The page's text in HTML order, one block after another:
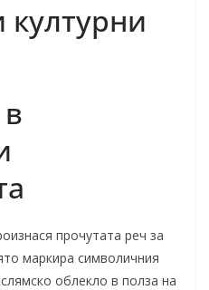
прочутата реч за
маркира символичния
облекло в полза на